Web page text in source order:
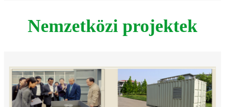
Nemzetközi projektek